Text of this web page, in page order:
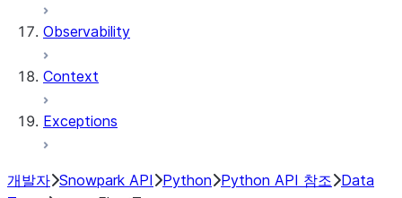
Observability
Context
Exceptions
개발자 Snowpark API Python Python API 참조 Data